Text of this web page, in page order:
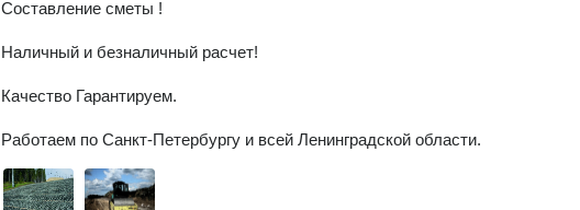
Соcтавлениe сметы !
Наличный и безнaличный рacчет!
Качество Гарантируем.
Работаем по Санкт-Петербургу и всей Ленинградской области.